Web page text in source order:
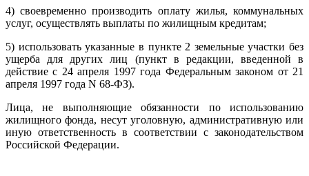
4) своевременно производить оплату жилья, коммунальных
услуг, осуществлять выплаты по жилищным кредитам;
5) использовать указанные в пункте 2 земельные участки без
ущерба для других лиц (пункт в редакции, введенной в
действие с 24 апреля 1997 года Федеральным законом от 21
апреля 1997 года N 68-ФЗ).
Лица, не выполняющие обязанности по использованию
жилищного фонда, несут уголовную, административную или
иную ответственность в соответствии с законодательством
Российской Федерации.